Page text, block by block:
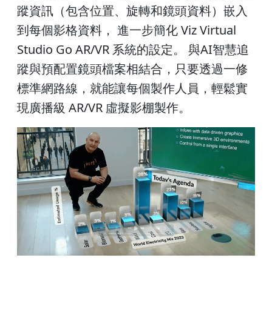
蹤資訊（包含位置、旋轉和鏡頭資料）嵌入
到每個影格資料， 進一步簡化 Viz Virtual
Studio Go AR/VR 系統的設定。 與AI智慧追
蹤與預配置鏡頭檔案相結合，只要透過一修
標準網路線，就能讓每個製作人員，輕鬆實
現廣播級 AR/VR 虛擬影棚製作。